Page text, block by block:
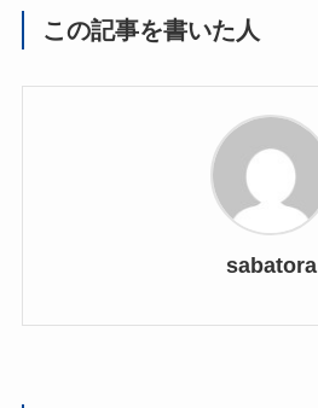
この記事を書いた人
sabatora